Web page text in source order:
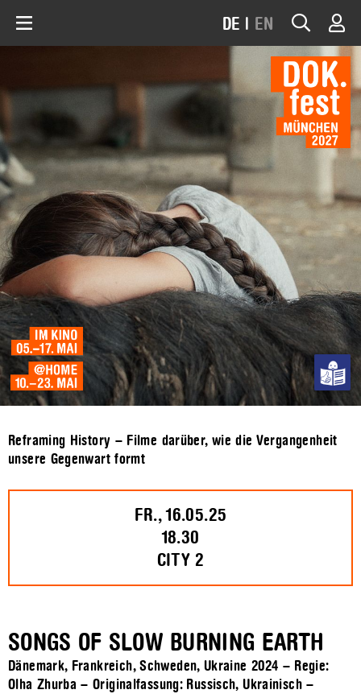
DE | EN
Reframing History – Filme darüber, wie die Vergangenheit
unsere Gegenwart formt
FR., 16.05.25
18.30
CITY 2
SONGS OF SLOW BURNING EARTH
Dänemark, Frankreich, Schweden, Ukraine 2024 – Regie:
Olha Zhurba – Originalfassung: Russisch, Ukrainisch –